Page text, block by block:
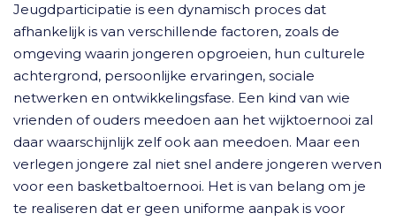
Jeugdparticipatie is een dynamisch proces dat
afhankelijk is van verschillende factoren, zoals de
omgeving waarin jongeren opgroeien, hun culturele
achtergrond, persoonlijke ervaringen, sociale
netwerken en ontwikkelingsfase. Een kind van wie
vrienden of ouders meedoen aan het wijktoernooi zal
daar waarschijnlijk zelf ook aan meedoen. Maar een
verlegen jongere zal niet snel andere jongeren werven
voor een basketbaltoernooi. Het is van belang om je
te realiseren dat er geen uniforme aanpak is voor